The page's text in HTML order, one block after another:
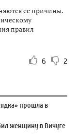
ее причины.
правил
6 2
прошла в
женщину в Вичуге